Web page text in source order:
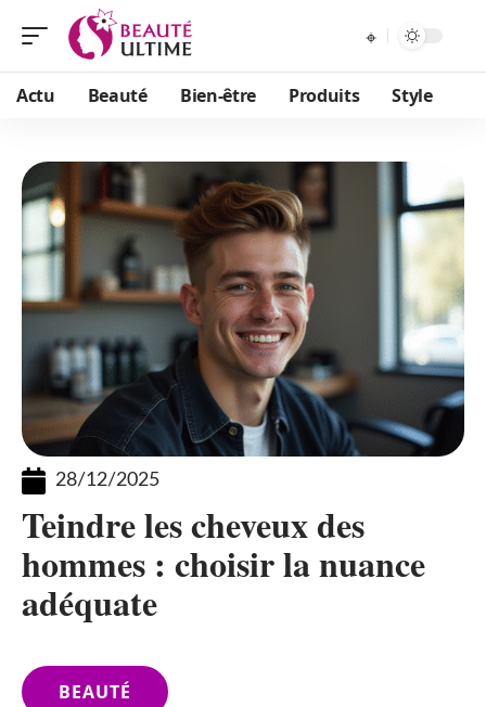
Actu Beauté Bien-être Produits Style
28/12/2025
Teindre les cheveux des
hommes : choisir la nuance
adéquate
BEAUTÉ